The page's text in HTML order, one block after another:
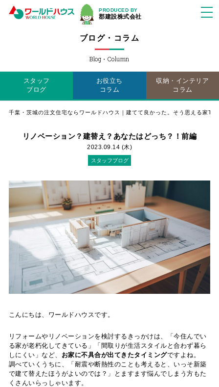
PRODUCED BY
郡建設株式会社
ブログ・コラム
Blog・Column
スタッフ
ブログ
お役立ち
コラム
収納・インテリア
コラム
千葉・茨城の注文住宅ならワールドハウス｜建てて良かった。そう思える家
リノベーション？建替え？あなたはどっち？！前編
2023.09.14 (木)
スタッフブログ
こんにちは、ワールドハウスです。
リフォームやリノベーションを検討するきっかけは、「今住んでい
る家が老朽化してきている」「間取りが生活スタイルと合わず暮ら
しにくい」など、 お家に不具合が出てきたタイミングですよね。
調べていくうちに、「耐震や断熱性のことも考えると、いっそ新築
で建て替えたほうがよいのでは？」とますます悩んでしまう方もた
くさんいらっしゃいます。